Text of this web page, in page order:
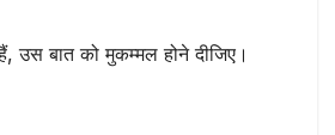
उस बात को मुकम्मल होने दीजिए।